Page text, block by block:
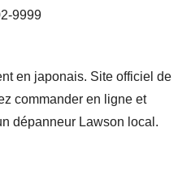
9999
en japonais. Site officiel de
commander en ligne et
dépanneur Lawson local.